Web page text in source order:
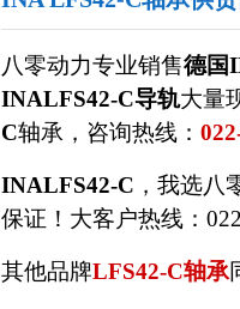
八零动力专业销售德国
INALFS42-C导轨大量
C轴承，咨询热线：
INALFS42-C ，我选八
保证！大客户热线：
其他品牌LFS42-C轴承